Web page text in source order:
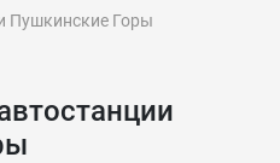
Пушкинские Горы